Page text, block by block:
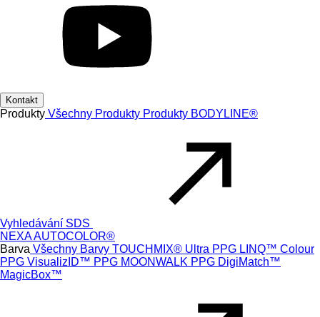
Kontakt
Produkty Všechny Produkty Produkty BODYLINE®
Vyhledávání SDS
NEXA AUTOCOLOR®
Barva Všechny Barvy TOUCHMIX® Ultra PPG LINQ™ Colour
PPG VisualizID™ PPG MOONWALK PPG DigiMatch™
MagicBox™